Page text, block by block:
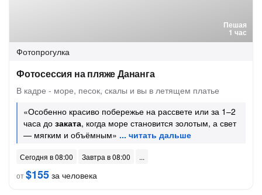
Пешая
1 час
Фотопрогулка
Фотосессия на пляже Дананга
В кадре - море, песок, скалы и вы в летящем платье
«Особенно красиво побережье на рассвете или за 1–2
часа до заката, когда море становится золотым, а свет
— мягким и объёмным»
Сегодня в 08:00
Завтра в 08:00
от$155 за человека